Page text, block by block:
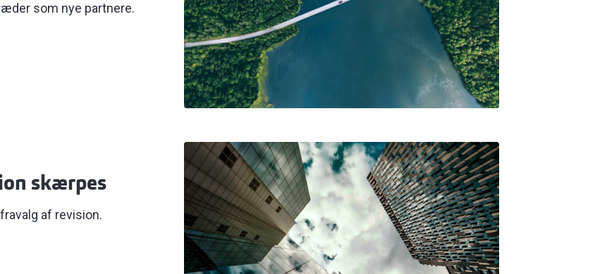
som nye partnere.
skærpes
af revision.